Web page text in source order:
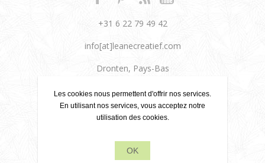
+31 6 22 79 49 42
info[at]leanecreatief.com
Dronten, Pays-Bas
Leane Creatief
Politique de confidentialité
À propos de nous
Les cookies nous permettent d'offrir nos services.
En utilisant nos services, vous acceptez notre
utilisation des cookies.
OK